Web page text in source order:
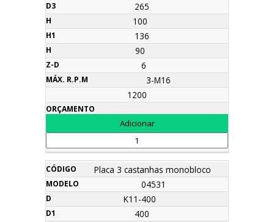
265
100
136
90
6
3-M16
1200
Placa 3 castanhas monobloco
04531
K11-400
400